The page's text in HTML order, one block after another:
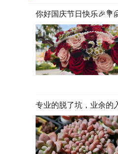
你好国庆节日快乐
专业的脱了坑，业余的